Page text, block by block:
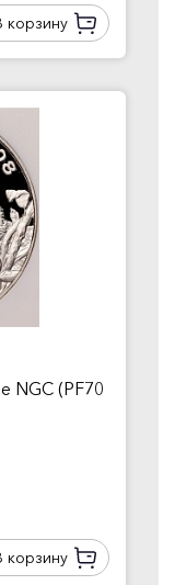
корзину
NGC (PF70
корзину